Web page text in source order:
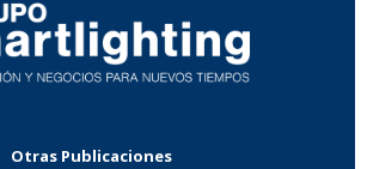
Otras Publicaciones